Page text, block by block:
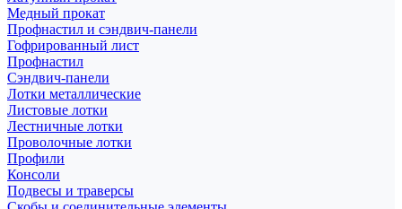
Медный прокат
Профнастил и сэндвич-панели
Гофрированный лист
Профнастил
Сэндвич-панели
Лотки металлические
Листовые лотки
Лестничные лотки
Проволочные лотки
Профили
Консоли
Подвесы и траверсы